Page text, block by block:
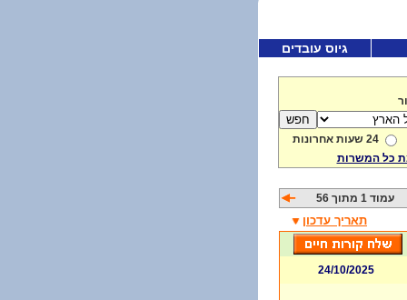
גיוס עובדים
24 שעות אחרונות
כל המשרות
עמוד 1 מתוך 56
תאריך עדכון
24/10/2025